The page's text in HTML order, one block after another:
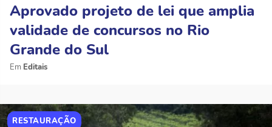
Aprovado projeto de lei que amplia
validade de concursos no Rio
Grande do Sul
Editais
RESTAURAÇÃO